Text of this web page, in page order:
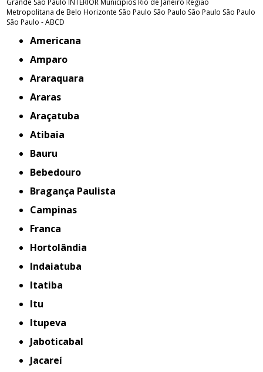
Grande São Paulo INTERIORMunicípios Rio de Janeiro Região
Metropolitana de Belo Horizonte São Paulo São Paulo São Paulo São Paulo
São Paulo - ABCD
Americana
Amparo
Araraquara
Araras
Araçatuba
Atibaia
Bauru
Bebedouro
Bragança Paulista
Campinas
Franca
Hortolândia
Indaiatuba
Itatiba
Itu
Itupeva
Jaboticabal
Jacareí